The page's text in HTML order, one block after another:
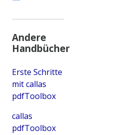
Andere
Handbücher
Erste Schritte
mit callas
pdfToolbox
callas
pdfToolbox